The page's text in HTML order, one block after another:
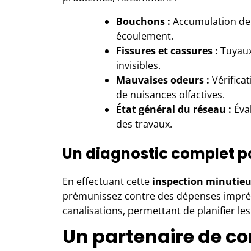
Bouchons : Accumulation
écoulement.
Fissures et cassures :
invisibles.
Mauvaises odeurs :
de nuisances olfactives.
État général du réseau :
des travaux.
Un diagnostic complet
En effectuant cette inspection
prémunissez contre des dépenses
canalisations, permettant de planifier
Un partenaire de